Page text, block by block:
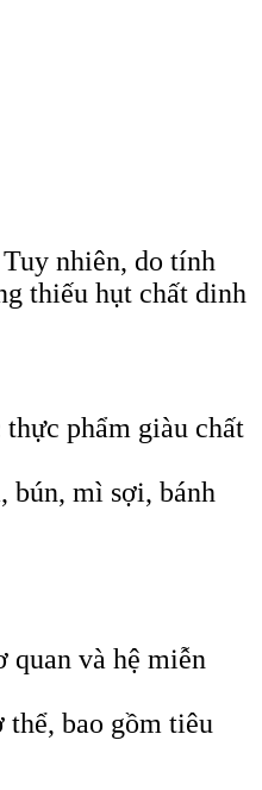
nhiên, do tính
thiếu hụt chất dinh
phẩm giàu chất
bún, mì sợi, bánh
quan và hệ miễn
bao gồm tiêu